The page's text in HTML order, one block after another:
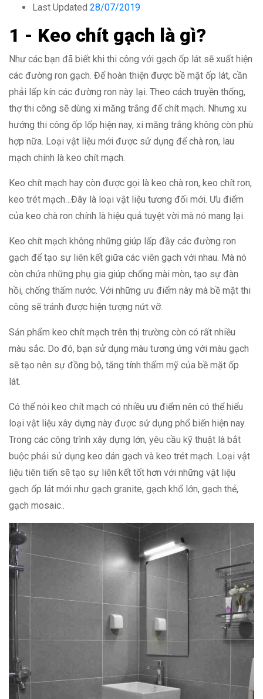
Last Updated 28/07/2019
1 - Keo chít gạch là gì?
Như các bạn đã biết khi thi công với gạch ốp lát sẽ xuất hiện
các đường ron gạch. Để hoàn thiện được bề mặt ốp lát, cần
phải lấp kín các đường ron này lại. Theo cách truyền thống,
thợ thi công sẽ dùng xi măng trắng để chít mạch. Nhưng xu
hướng thi công ốp lốp hiện nay, xi măng trắng không còn phù
hợp nữa. Loại vật liệu mới được sử dụng để chà ron, lau
mạch chính là keo chít mạch.
Keo chít mạch hay còn được gọi là keo chà ron, keo chít ron,
keo trét mạch…Đây là loại vật liệu tương đối mới. Ưu điểm
của keo chà ron chính là hiệu quả tuyệt vời mà nó mang lại.
Keo chít mạch không những giúp lấp đầy các đường ron
gạch để tạo sự liên kết giữa các viên gạch với nhau. Mà nó
còn chứa những phụ gia giúp chống mài mòn, tạo sự đàn
hồi, chống thấm nước. Với những ưu điểm này mà bề mặt thi
công sẽ tránh được hiện tượng nứt vỡ.
Sản phẩm keo chít mạch trên thị trường còn có rất nhiều
màu sắc. Do đó, bạn sử dụng màu tương ứng với màu gạch
sẽ tạo nên sự đồng bộ, tăng tính thẩm mỹ của bề mặt ốp
lát.
Có thể nói keo chít mạch có nhiều ưu điểm nên có thể hiểu
loại vật liệu xây dựng này được sử dụng phổ biến hiện nay.
Trong các công trình xây dựng lớn, yêu cầu kỹ thuật là bắt
buộc phải sử dụng keo dán gạch và keo trét mạch. Loại vật
liệu tiên tiến sẽ tạo sự liên kết tốt hơn với những vật liệu
gạch ốp lát mới như gạch granite, gạch khổ lớn, gạch thẻ,
gạch mosaic..